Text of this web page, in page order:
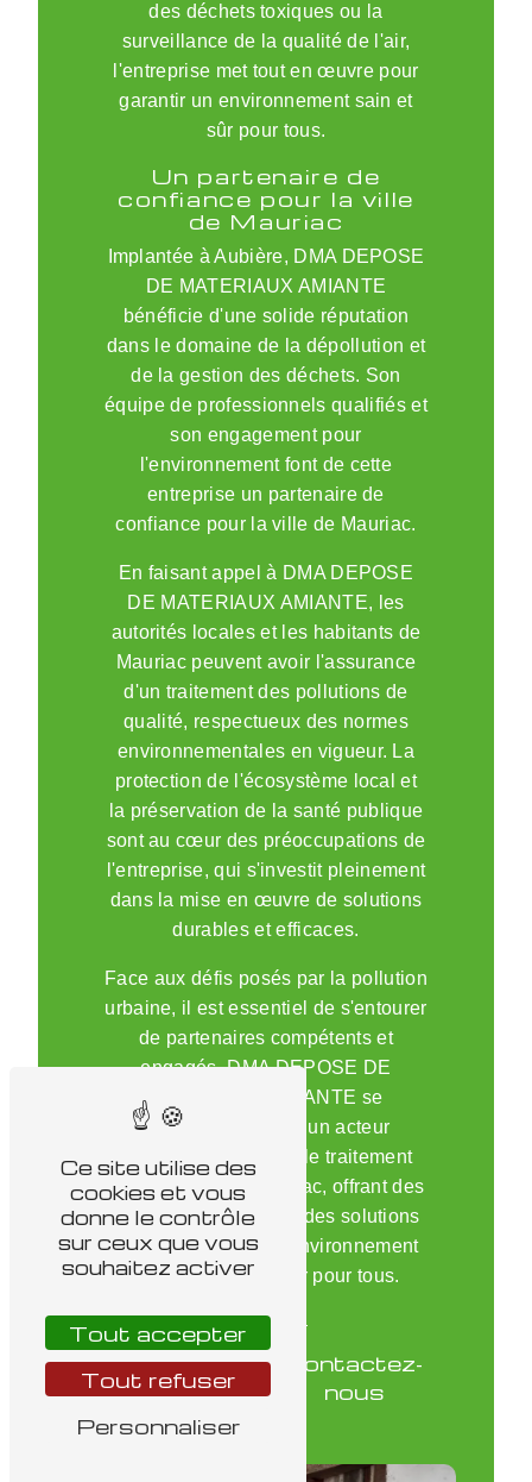
des déchets toxiques ou la
surveillance de la qualité de l'air,
l'entreprise met tout en œuvre pour
garantir un environnement sain et
sûr pour tous.
Un partenaire de
confiance pour la ville
de Mauriac
Implantée à Aubière, DMA DEPOSE
DE MATERIAUX AMIANTE
bénéficie d'une solide réputation
dans le domaine de la dépollution et
de la gestion des déchets. Son
équipe de professionnels qualifiés et
son engagement pour
l'environnement font de cette
entreprise un partenaire de
confiance pour la ville de Mauriac.
En faisant appel à DMA DEPOSE
DE MATERIAUX AMIANTE, les
autorités locales et les habitants de
Mauriac peuvent avoir l'assurance
d'un traitement des pollutions de
qualité, respectueux des normes
environnementales en vigueur. La
protection de l'écosystème local et
la préservation de la santé publique
sont au cœur des préoccupations de
l'entreprise, qui s'investit pleinement
dans la mise en œuvre de solutions
durables et efficaces.
Face aux défis posés par la pollution
urbaine, il est essentiel de s'entourer
de partenaires compétents et
engagés. DMA DEPOSE DE
MATERIAUX AMIANTE se
positionne comme un acteur
incontournable dans le traitement
des pollutions à Mauriac, offrant des
services de qualité et des solutions
sur mesure pour un environnement
plus sain et plus sûr pour tous.
En
savoir
plus
Contactez-
nous
Ce site utilise des
cookies et vous
donne le contrôle
sur ceux que vous
souhaitez activer
Tout accepter
Tout refuser
Personnaliser